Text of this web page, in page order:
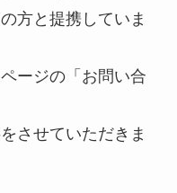
方と提携していま
ージの「お問い合
させていただきま